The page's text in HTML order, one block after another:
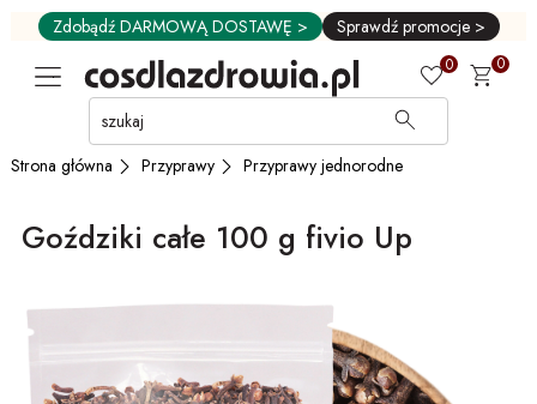
Przejdź
GŁÓWNEJ
ZAWARTOŚCI
MENU
UŻYTKOWNIKA
Zdobądź DARMOWĄ DOSTAWĘ > Sprawdź promocje >
0 0
Strona główna Przyprawy Przyprawy jednorodne
Goździki całe 100 g fivio Up